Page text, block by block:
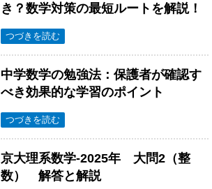
き？数学対策の最短ルートを解説！
つづきを読む
中学数学の勉強法：保護者が確認す
べき効果的な学習のポイント
つづきを読む
京大理系数学-2025年 大問2（整
数） 解答と解説